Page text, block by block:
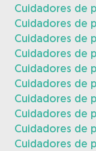
Cuidadores de
Cuidadores de
Cuidadores de
Cuidadores de
Cuidadores de
Cuidadores de
Cuidadores de
Cuidadores de
Cuidadores de
Cuidadores de